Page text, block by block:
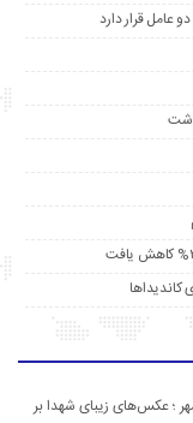
قرار دارد
؛ عکس‌های زیبای شهدا بر